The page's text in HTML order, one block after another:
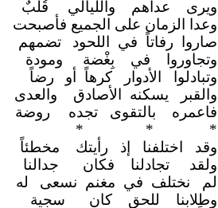
ويرى عداهم والليالي
قُلَّبٌ
وعدا الزمان على الجميع فأصبحت
صاروا رفاتاً في اللحود
تضمهم
وتجاوروا في بِغْضة
ومودة
وتبادلوا الأدوار كرهاً أو
رضاً
والقبر يسكنه الأصادق
والعدى
فاعمره بالتقوى تجده
روضة
* *
*
وقد اختلفنا إذ رأيتك
مخطئاً
ولقد تجادلنا فكان
جدالنا
لم نختلف في مغنم نسعى
له
وطِلابنا للحق كان
سجية